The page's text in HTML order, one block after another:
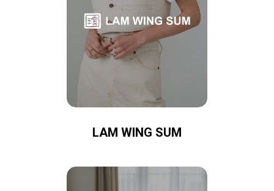
LAM WING SUM